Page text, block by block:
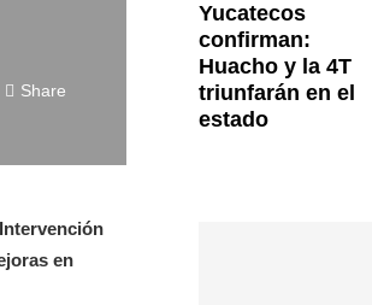
Share
en
Yucatecos
confirman:
Huacho y la 4T
triunfarán en el
estado